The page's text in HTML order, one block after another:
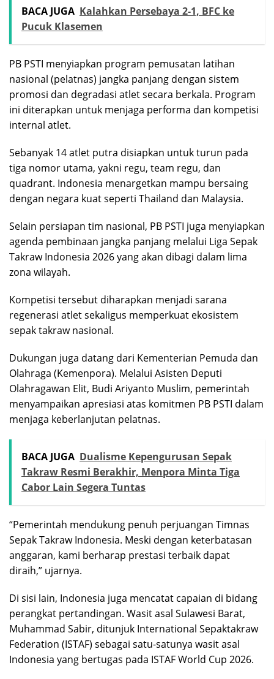
BACA JUGA Kalahkan Persebaya 2-1, BFC ke
Pucuk Klasemen
PB PSTI menyiapkan program pemusatan latihan
nasional (pelatnas) jangka panjang dengan sistem
promosi dan degradasi atlet secara berkala. Program
ini diterapkan untuk menjaga performa dan kompetisi
internal atlet.
Sebanyak 14 atlet putra disiapkan untuk turun pada
tiga nomor utama, yakni regu, team regu, dan
quadrant. Indonesia menargetkan mampu bersaing
dengan negara kuat seperti Thailand dan Malaysia.
Selain persiapan tim nasional, PB PSTI juga menyiapkan
agenda pembinaan jangka panjang melalui Liga Sepak
Takraw Indonesia 2026 yang akan dibagi dalam lima
zona wilayah.
Kompetisi tersebut diharapkan menjadi sarana
regenerasi atlet sekaligus memperkuat ekosistem
sepak takraw nasional.
Dukungan juga datang dari Kementerian Pemuda dan
Olahraga (Kemenpora). Melalui Asisten Deputi
Olahragawan Elit, Budi Ariyanto Muslim, pemerintah
menyampaikan apresiasi atas komitmen PB PSTI dalam
menjaga keberlanjutan pelatnas.
BACA JUGA Dualisme Kepengurusan Sepak
Takraw Resmi Berakhir, Menpora Minta Tiga
Cabor Lain Segera Tuntas
“Pemerintah mendukung penuh perjuangan Timnas
Sepak Takraw Indonesia. Meski dengan keterbatasan
anggaran, kami berharap prestasi terbaik dapat
diraih,” ujarnya.
Di sisi lain, Indonesia juga mencatat capaian di bidang
perangkat pertandingan. Wasit asal Sulawesi Barat,
Muhammad Sabir, ditunjuk International Sepaktakraw
Federation (ISTAF) sebagai satu-satunya wasit asal
Indonesia yang bertugas pada ISTAF World Cup 2026.